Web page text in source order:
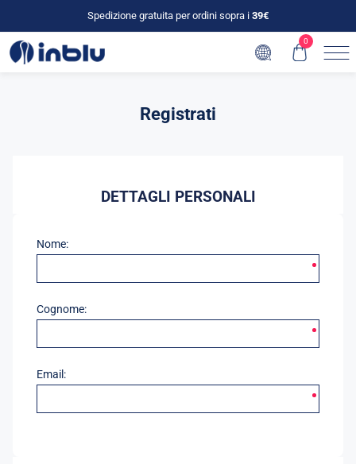
Spedizione gratuita per ordini sopra i 39€
0
Registrati
DETTAGLI PERSONALI
Nome:
Cognome:
Email: